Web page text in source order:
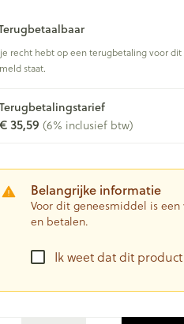
recht hebt op een terugbetaling voor
staat.
Terugbetalingstarief
€ 35,59 (6% inclusief btw)
Belangrijke informatie
Voor dit geneesmiddel is
en betalen.
Ik weet dat dit